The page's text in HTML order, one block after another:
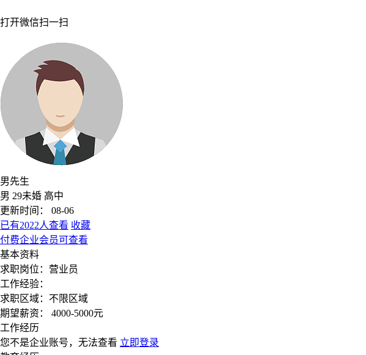
打开微信扫一扫
男先生
男 29未婚 高中
更新时间： 08-06
已有2022人查看 收藏
付费企业会员可查看
基本资料
求职岗位： 营业员
工作经验：
求职区域： 不限区域
期望薪资：
4000-5000元
工作经历
您不是企业账号，无法查看 立即登录